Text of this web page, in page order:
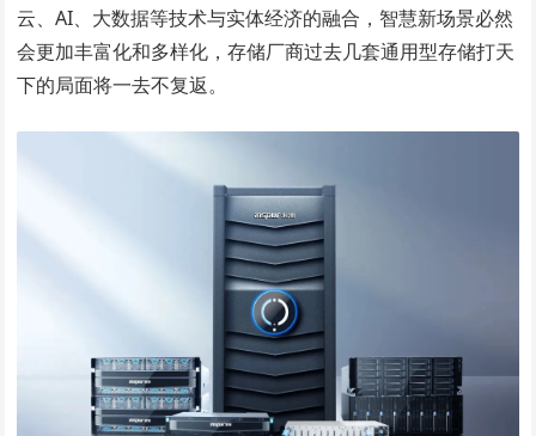
云、AI、大数据等技术与实体经济的融合，智慧新场景必然
会更加丰富化和多样化，存储厂商过去几套通用型存储打天
下的局面将一去不复返。